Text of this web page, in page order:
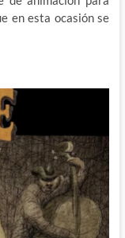
en esta ocasión se